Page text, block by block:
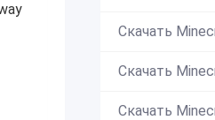
Скачать
Скачать
Скачать